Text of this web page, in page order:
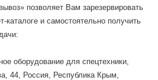
позволяет Вам зарезервировать
каталоге и самостоятельно получить
оборудование для спецтехники,
44, Россия, Республика Крым,